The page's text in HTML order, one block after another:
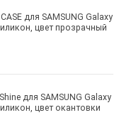
для SAMSUNG Galaxy
цвет прозрачный
для SAMSUNG Galaxy
цвет окантовки